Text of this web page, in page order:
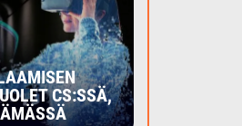
CS:SSÄ,